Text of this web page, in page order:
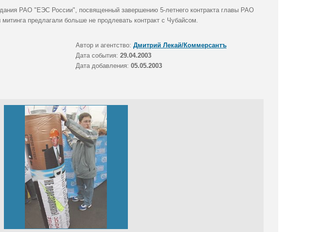
РАО "ЕЭС России", посвященный завершению 5-летнего контракта главы РАО
предлагали больше не продлевать контракт с Чубайсом.
Автор и агентство: Дмитрий Лекай/Коммерсантъ
Дата события: 29.04.2003
Дата добавления: 05.05.2003